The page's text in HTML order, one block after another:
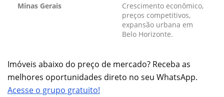
Minas Gerais
Crescimento econômico,
preços competitivos,
expansão urbana em
Belo Horizonte.
Imóveis abaixo do preço de mercado? Receba as
melhores oportunidades direto no seu WhatsApp.
Acesse o grupo gratuito!